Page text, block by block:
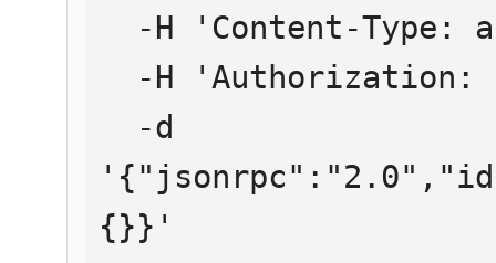
{}}'